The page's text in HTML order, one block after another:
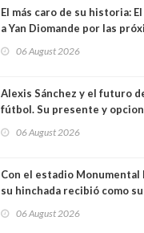
El más caro de su historia:
a Yan Diomande por las
06 August 2026
Alexis Sánchez y el futuro
fútbol. Su presente y
06 August 2026
Con el estadio Monumental
su hinchada recibió como
06 August 2026